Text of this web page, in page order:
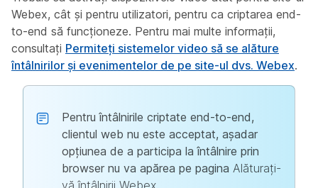
Webex, cât și pentru utilizatori, pentru ca criptarea end-
to-end să funcționeze. Pentru mai multe informații,
consultați Permiteți sistemelor video să se alăture
întâlnirilor și evenimentelor de pe site-ul dvs. Webex.
Pentru întâlnirile criptate end-to-end,
clientul web nu este acceptat, așadar
opțiunea de a participa la întâlnire prin
browser nu va apărea pe pagina Alăturați-
vă întâlnirii Webex